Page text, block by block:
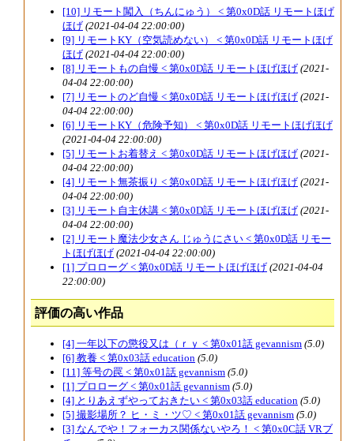
[10] リモート闖入（ちんにゅう） < 第0x0D話 リモートほげ
ほげ (2021-04-04 22:00:00)
[9] リモートKY（空気読めない） < 第0x0D話 リモートほげ
ほげ (2021-04-04 22:00:00)
[8] リモートもの自慢 < 第0x0D話 リモートほげほげ (2021-
04-04 22:00:00)
[7] リモートのど自慢 < 第0x0D話 リモートほげほげ (2021-
04-04 22:00:00)
[6] リモートKY（危険予知） < 第0x0D話 リモートほげほげ
(2021-04-04 22:00:00)
[5] リモートお着替え < 第0x0D話 リモートほげほげ (2021-
04-04 22:00:00)
[4] リモート無茶振り < 第0x0D話 リモートほげほげ (2021-
04-04 22:00:00)
[3] リモート自主休講 < 第0x0D話 リモートほげほげ (2021-
04-04 22:00:00)
[2] リモート魔法少女さん じゅうにさい < 第0x0D話 リモー
トほげほげ (2021-04-04 22:00:00)
[1] プロローグ < 第0x0D話 リモートほげほげ (2021-04-04
22:00:00)
評価の高い作品
[4] 一年以下の懲役又は（ｒｙ < 第0x01話 gevannism (5.0)
[6] 教養 < 第0x03話 education (5.0)
[11] 等号の罠 < 第0x01話 gevannism (5.0)
[1] プロローグ < 第0x01話 gevannism (5.0)
[4] とりあえずやっておきたい < 第0x03話 education (5.0)
[5] 撮影場所？ ヒ・ミ・ツ♡ < 第0x01話 gevannism (5.0)
[3] なんでや！フォーカス関係ないやろ！ < 第0x0C話 VRブ